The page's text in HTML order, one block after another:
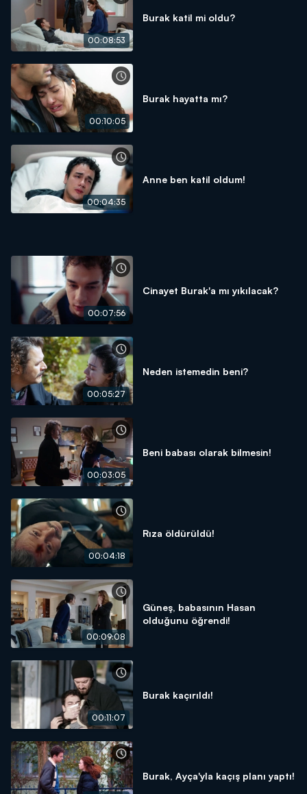
00:08:53
Burak katil mi oldu?
00:10:05
Burak hayatta mı?
00:04:35
Anne ben katil oldum!
00:07:56
Cinayet Burak'a mı yıkılacak?
00:05:27
Neden istemedin beni?
00:03:05
Beni babası olarak bilmesin!
00:04:18
Rıza öldürüldü!
00:09:08
Güneş, babasının Hasan
olduğunu öğrendi!
00:11:07
Burak kaçırıldı!
Burak, Ayça'yla kaçış planı yaptı!